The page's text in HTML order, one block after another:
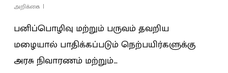
அறிக்கை
பனிப்பொழிவு மற்றும் பருவம் தவறிய
மழையால் பாதிக்கப்படும் நெற்பயிர்களுக்கு
அரசு நிவாரணம் மற்றும்…